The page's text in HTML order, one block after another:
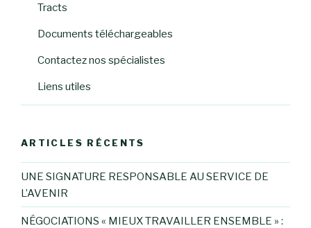
Tracts
Documents téléchargeables
Contactez nos spécialistes
Liens utiles
ARTICLES RÉCENTS
UNE SIGNATURE RESPONSABLE AU SERVICE DE
L’AVENIR
NÉGOCIATIONS « MIEUX TRAVAILLER ENSEMBLE » :